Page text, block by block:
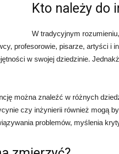
Kto należy do
W tradycyjnym
profesorowie, pisarze, artyści i
w swojej dziedzinie.
można znaleźć w różnych
czy inżynierii również mogą
problemów, myślenia